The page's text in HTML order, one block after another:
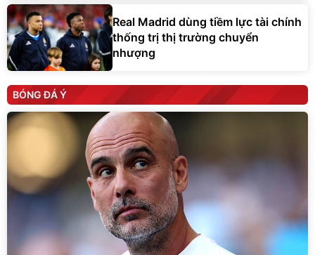
Real Madrid dùng tiềm lực tài chính
thống trị thị trường chuyển
nhượng
BÓNG ĐÁ Ý